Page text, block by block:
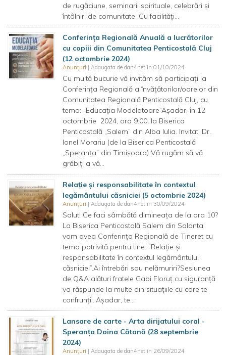
de rugăciune, seminarii spirituale, celebrări și
întâlniri de comunitate. Cu facilități...
Conferința Regională Anuală a lucrătorilor
cu copiii din Comunitatea Penticostală Cluj
(12 octombrie 2024)
Anunțuri | Adaugata de dan4net in 01/10/2024
Cu multă bucurie vă invităm să participați la
Conferința Regională a învățătorilor/oarelor din
Comunitatea Regională Penticostală Cluj, cu
tema: „Educația Modelatoare”Așadar, în 12
octombrie 2024, ora 9:00, la Biserica
Penticostală „Salem” din Alba Iulia. Invitat: Dr.
Ionel Morariu (de la Biserica Penticostală
„Speranța” din Timișoara) Vă rugăm să vă
grăbiți a vă...
Relație și responsabilitate în contextul
legământului căsniciei (5 octombrie 2024)
Anunțuri | Adaugata de dan4net in 30/09/2024
Salut! Ce faci sâmbătă dimineața de la ora 10?
La Biserica Penticostală Salem din Salonta
vom avea Conferința Regională de Tineret cu
tema potrivită pentru tine: ”Relație și
responsabilitate în contextul legământului
căsniciei”.Ai întrebări sau nelămuriri?Sesiunea
de Q&A alături fratele Gabi Floruț cu siguranță
va răspunde la multe din situațiile cu care te
confrunți...Așadar, te...
Lansare de carte - Arta dirijatului coral -
Speranța Doina Cătană (28 septembrie
2024)
Anunțuri | Adaugata de dan4net in 26/09/2024